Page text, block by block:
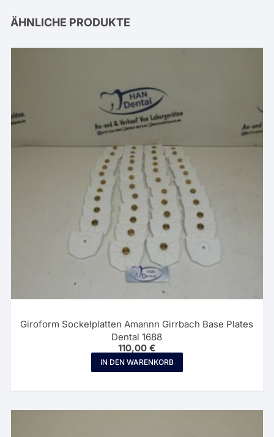
ÄHNLICHE PRODUKTE
Giroform Sockelplatten Amannn Girrbach Base Plates
Dental 1688
110,00€
IN DEN WARENKORB